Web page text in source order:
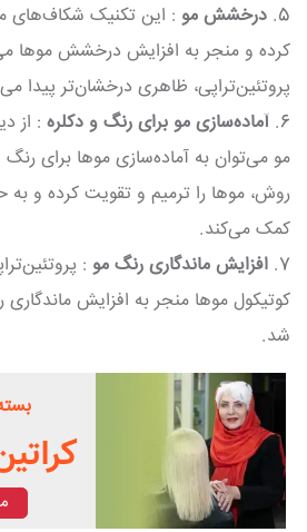
5. درخشش مو : این تکنیک شکاف‌های
کرده و منجر به افزایش درخشش موها
پروتئین‌تراپی، ظاهری درخشان‌تر پیدا
6. آماده‌سازی مو برای رنگ و دکلره : از
مو می‌توان به آماده‌سازی موها برای رنگ
روش، موها را ترمیم و تقویت کرده و
کمک می‌کند.
7. افزایش ماندگاری رنگ مو :
کوتیکول موها منجر به افزایش
شد.